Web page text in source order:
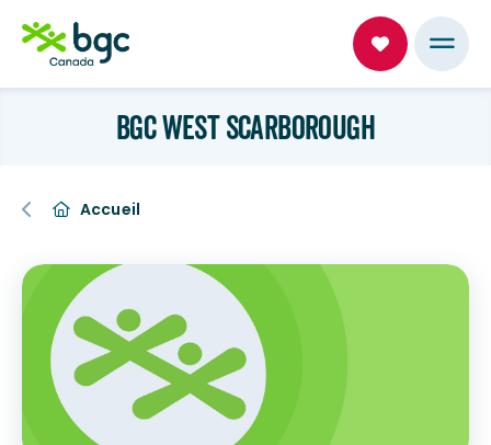
BGC WEST SCARBOROUGH
Accueil